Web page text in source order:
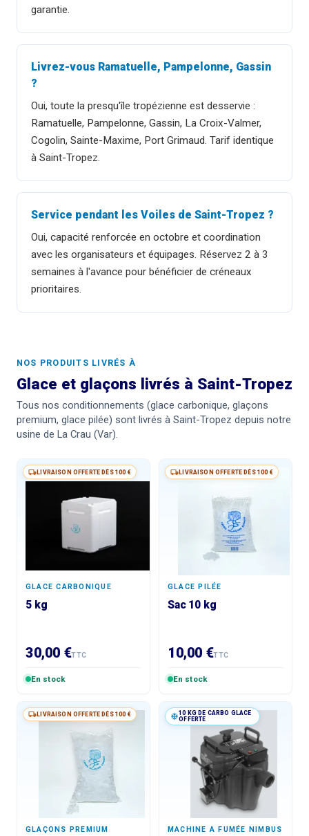
garantie.
Livrez-vous Ramatuelle, Pampelonne, Gassin
?
Oui, toute la presqu'île tropézienne est desservie :
Ramatuelle, Pampelonne, Gassin, La Croix-Valmer,
Cogolin, Sainte-Maxime, Port Grimaud. Tarif identique
à Saint-Tropez.
Service pendant les Voiles de Saint-Tropez ?
Oui, capacité renforcée en octobre et coordination
avec les organisateurs et équipages. Réservez 2 à 3
semaines à l'avance pour bénéficier de créneaux
prioritaires.
NOS PRODUITS LIVRÉS À
Glace et glaçons livrés à Saint-Tropez
Tous nos conditionnements (glace carbonique, glaçons
premium, glace pilée) sont livrés à Saint-Tropez depuis notre
usine de La Crau (Var).
LIVRAISON OFFERTE DÈS 100 €
GLACE CARBONIQUE
5 kg
30,00 €TTC
En stock
LIVRAISON OFFERTE DÈS 100 €
GLACE PILÉE
Sac 10 kg
10,00 €TTC
En stock
LIVRAISON OFFERTE DÈS 100 €
GLAÇONS PREMIUM
10 KG DE CARBO GLACE
OFFERTE
MACHINE A FUMÉE NIMBUS